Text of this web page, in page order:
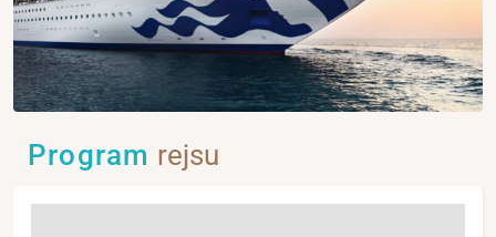
Program rejsu